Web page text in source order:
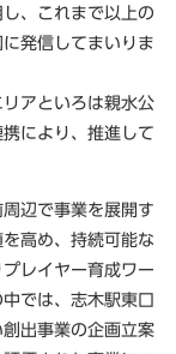
、これまで以上の
発信してまいりま
アといろは親水公
により、推進して
辺で事業を展開す
高め、持続可能な
レイヤー育成ワー
では、志木駅東口
出事業の企画立案